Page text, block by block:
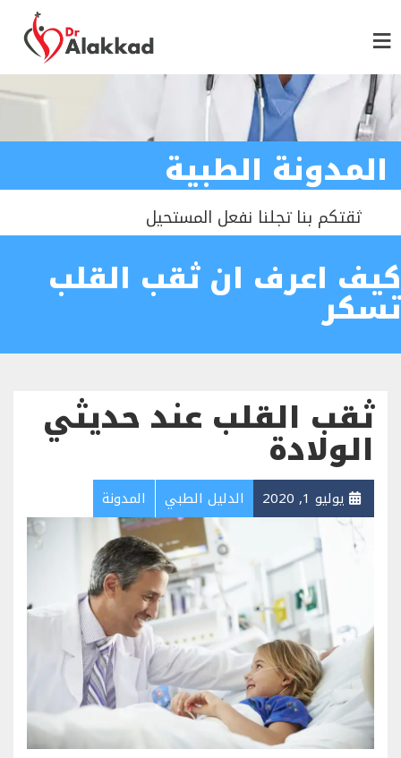
المدونة الطبية
ثقتكم بنا تجلنا نفعل المستحيل
كيف اعرف ان ثقب القلب
تسكر
ثقب القلب عند حديثي
الولادة
يوليو 1, 2020 الدليل الطبي المدونة